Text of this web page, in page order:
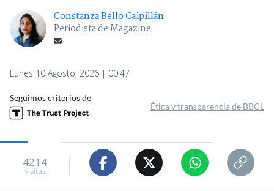
Constanza Bello Caipillán
Periodista de Magazine
Lunes 10 Agosto, 2026 | 00:47
Seguimos criterios de
Ética y transparencia de BBCL
4214
visitas